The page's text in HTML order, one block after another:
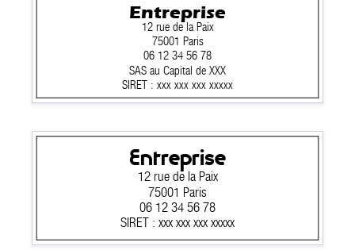
SIRET : xxx xxx xxx xxxxx
06 12 34 56 78
SAS au Capital de XXX
12 rue de la Paix
75001 Paris
Entreprise
06 12 34 56 78
SIRET : xxx xxx xxx xxxxx
12 rue de la Paix
75001 Paris
Entreprise